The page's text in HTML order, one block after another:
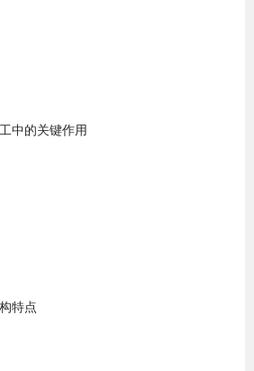
中的关键作用
特点